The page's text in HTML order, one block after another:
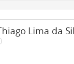
Lima da